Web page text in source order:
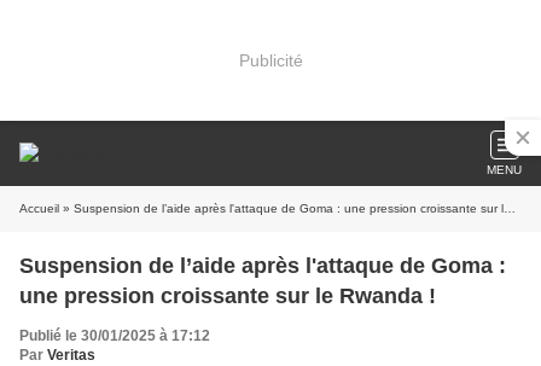
Publicité
MENU
Accueil » Suspension de l’aide après l'attaque de Goma : une pression croissante sur le Rwanda !
Suspension de l’aide après l'attaque de Goma :
une pression croissante sur le Rwanda !
Publié le 30/01/2025 à 17:12
Par Veritas